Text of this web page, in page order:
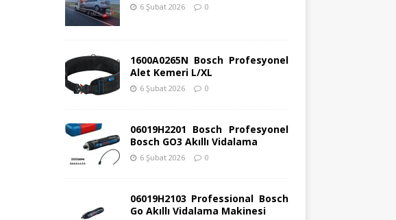
6 Şubat 2026 0
1600A0265N Bosch Profesyonel
Alet Kemeri L/XL
6 Şubat 2026 0
06019H2201 Bosch Profesyonel
Bosch GO3 Akıllı Vidalama
6 Şubat 2026 0
06019H2103 Professional Bosch
Go Akıllı Vidalama Makinesi